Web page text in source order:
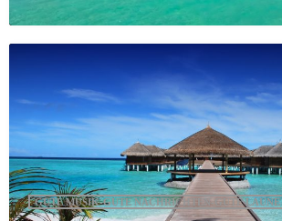
GUTE MUSIK-GUTE NACHRICHTEN-GUTE LAUNE